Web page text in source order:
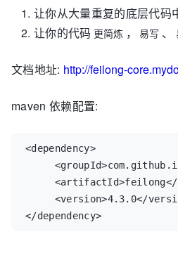
让你从大量重复的底层代码
让你的代码 更简炼 ， 易写 、
文档地址: http://feilong-
maven 依赖配置:
<dependency>
     <
groupId
     <
artifactId>feilong</
     <
version>4.3.0</
</dependency>